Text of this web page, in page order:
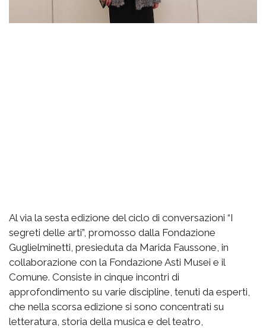
Al via la sesta edizione del ciclo di conversazioni “I
segreti delle arti”, promosso dalla Fondazione
Guglielminetti, presieduta da Marida Faussone, in
collaborazione con la Fondazione Asti Musei e il
Comune. Consiste in cinque incontri di
approfondimento su varie discipline, tenuti da esperti,
che nella scorsa edizione si sono concentrati su
letteratura, storia della musica e del teatro,